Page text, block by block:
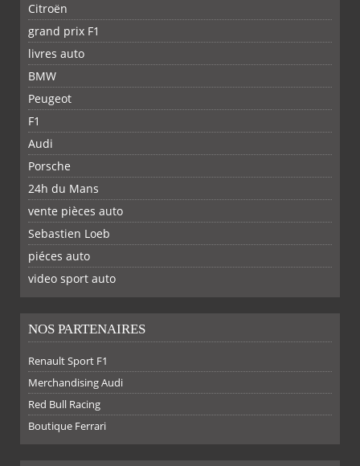
FACEBOOKTWITTER
Citroën
grand prix F1
livres auto
BMW
Peugeot
F1
Audi
Porsche
24h du Mans
vente pièces auto
Sebastien Loeb
piéces auto
video sport auto
NOS PARTENAIRES
Renault Sport F1
Merchandising Audi
Red Bull Racing
Boutique Ferrari